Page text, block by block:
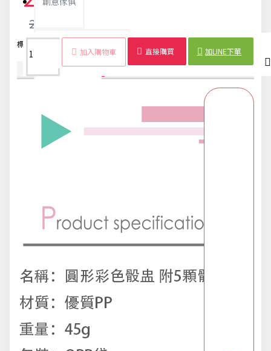
布置專區
旅行實用好物
派對用品
26元
加入購物車 直接購買 加LINE下單
標籤：
商品詳情 配送時間